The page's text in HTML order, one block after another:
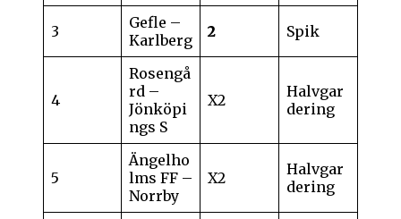
3
Gefle –
Karlberg
2 Spik
4
Rosengå
rd –
Jönköpi
ngs S
X2
Halvgar
dering
5
Ängelho
lms FF –
Norrby
X2
Halvgar
dering